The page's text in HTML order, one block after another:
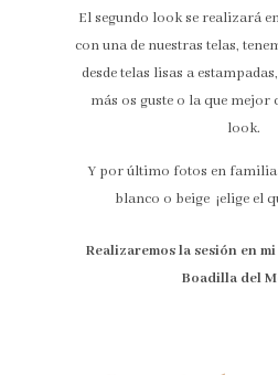
El segundo look se realizará
con una de nuestras telas,
desde telas lisas a
más os guste o la que mejor
look.
Y por último fotos en
blanco o beige ¡elige el
Realizaremos la sesión en
Boadilla del